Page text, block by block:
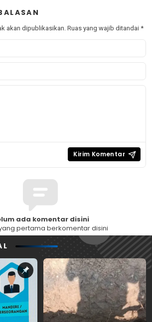
akan dipublikasikan. Ruas yang wajib ditandai *
ada komentar disini
pertama berkomentar disini